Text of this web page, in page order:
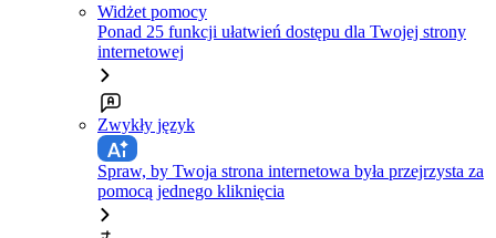
Widżet pomocy
Ponad 25 funkcji ułatwień dostępu dla Twojej strony
internetowej
Zwykły język
Spraw, by Twoja strona internetowa była przejrzysta za
pomocą jednego kliknięcia